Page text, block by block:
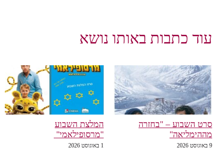
עוד כתבות באותו נושא
סרט השבוע – "בחזרה
מההימליאה"
9 באוגוסט 2026
המלצת השבוע
"מרסופילאמי"
1 באוגוסט 2026